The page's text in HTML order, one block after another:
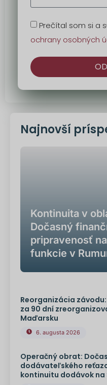
Prečítal som si a
ochrany osobných
Najnovší
Kontinuita v
Dočasný
pripravenosť
funkcie v
Reorganizácia
za 90 dní
Maďarsku
6. augusta 2026
Operačný obrat:
dodávateľského
kontinuitu dodávok na